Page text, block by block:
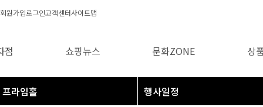
회원가입로그인고객센터사이트맵
점 쇼핑뉴스 문화ZONE 상
프라임홀